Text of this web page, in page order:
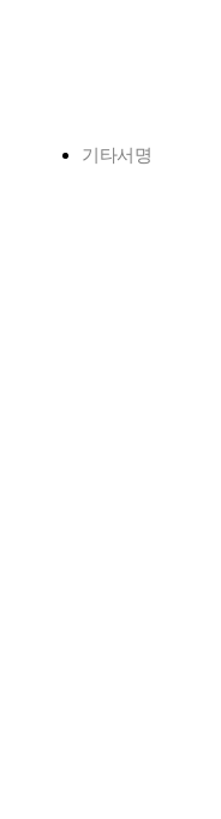
기타서명